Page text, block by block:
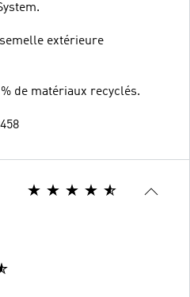
extérieure
de matériaux recyclés.